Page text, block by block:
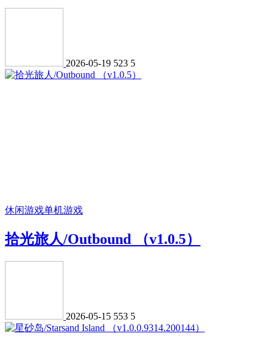
2026-05-19 523 5
休闲游戏单机游戏
拾光旅人/Outbound （v1.0.5）
2026-05-15 553 5